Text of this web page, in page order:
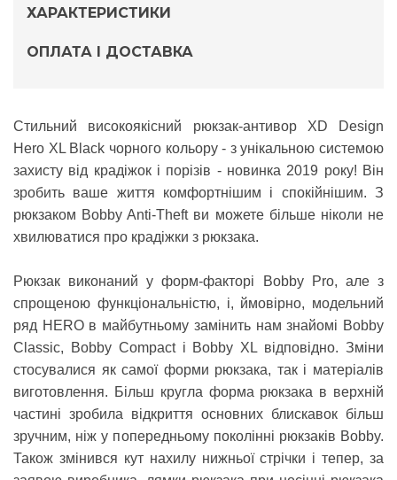
ХАРАКТЕРИСТИКИ
ОПЛАТА І ДОСТАВКА
Стильний високоякісний рюкзак-антивор XD Design
Hero XL Black чорного кольору - з унікальною системою
захисту від крадіжок і порізів - новинка 2019 року! Він
зробить ваше життя комфортнішим і спокійнішим. З
рюкзаком Bobby Anti-Theft ви можете більше ніколи не
хвилюватися про крадіжки з рюкзака.
Рюкзак виконаний у форм-факторі Bobby Pro, але з
спрощеною функціональністю, і, ймовірно, модельний
ряд HERO в майбутньому замінить нам знайомі Bobby
Classic, Bobby Compact і Bobby XL відповідно. Зміни
стосувалися як самої форми рюкзака, так і матеріалів
виготовлення. Більш кругла форма рюкзака в верхній
частині зробила відкриття основних блискавок більш
зручним, ніж у попередньому поколінні рюкзаків Bobby.
Також змінився кут нахилу нижньої стрічки і тепер, за